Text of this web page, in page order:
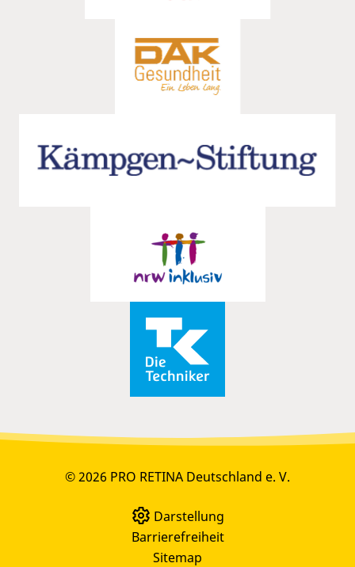
© 2026 PRO RETINA Deutschland e. V.
Darstellung
Barrierefreiheit
Sitemap